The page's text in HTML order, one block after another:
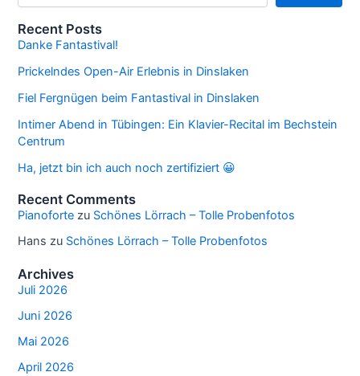
Recent Posts
Danke Fantastival!
Prickelndes Open-Air Erlebnis in Dinslaken
Fiel Fergnügen beim Fantastival in Dinslaken
Intimer Abend in Tübingen: Ein Klavier-Recital im Bechstein
Centrum
Ha, jetzt bin ich auch noch zertifiziert 😀
Recent Comments
Pianoforte zu Schönes Lörrach – Tolle Probenfotos
Hans zu Schönes Lörrach – Tolle Probenfotos
Archives
Juli 2026
Juni 2026
Mai 2026
April 2026